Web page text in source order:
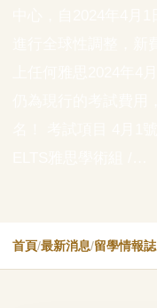
首頁/最新消息/留學情報誌